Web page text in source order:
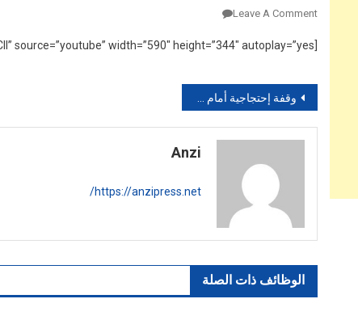
Leave A Comment
خطـــــير
صادم
…
إغتصاب
طفل
الإحتياجات
تصفّح
المقالات
وقفة إحتجاجية أمام المجلس الجماعي لأسرير للمطالبة بتدخل الدولة لمعاقبة ناهبي المال العام .
Anzi
https://anzipress.net/
الوظائف ذات الصلة